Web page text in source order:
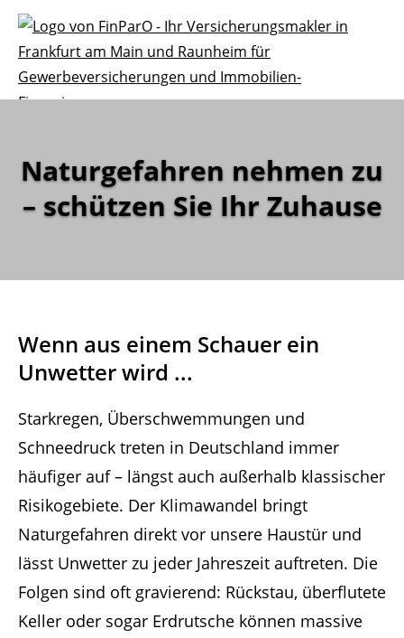
Naturgefahren nehmen zu
– schützen Sie Ihr Zuhause
Wenn aus einem Schauer ein
Unwetter wird ...
Starkregen, Überschwemmungen und
Schneedruck treten in Deutschland immer
häufiger auf – längst auch außerhalb klassischer
Risikogebiete. Der Klimawandel bringt
Naturgefahren direkt vor unsere Haustür und
lässt Unwetter zu jeder Jahreszeit auftreten. Die
Folgen sind oft gravierend: Rückstau, überflutete
Keller oder sogar Erdrutsche können massive